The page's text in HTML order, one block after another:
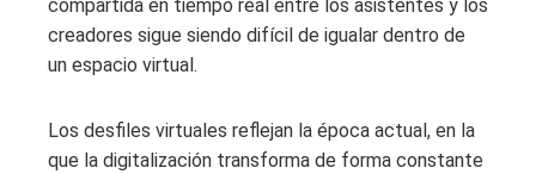
compartida en tiempo real entre los asistentes y los
creadores sigue siendo difícil de igualar dentro de
un espacio virtual.
Los desfiles virtuales reflejan la época actual, en la
que la digitalización transforma de forma constante